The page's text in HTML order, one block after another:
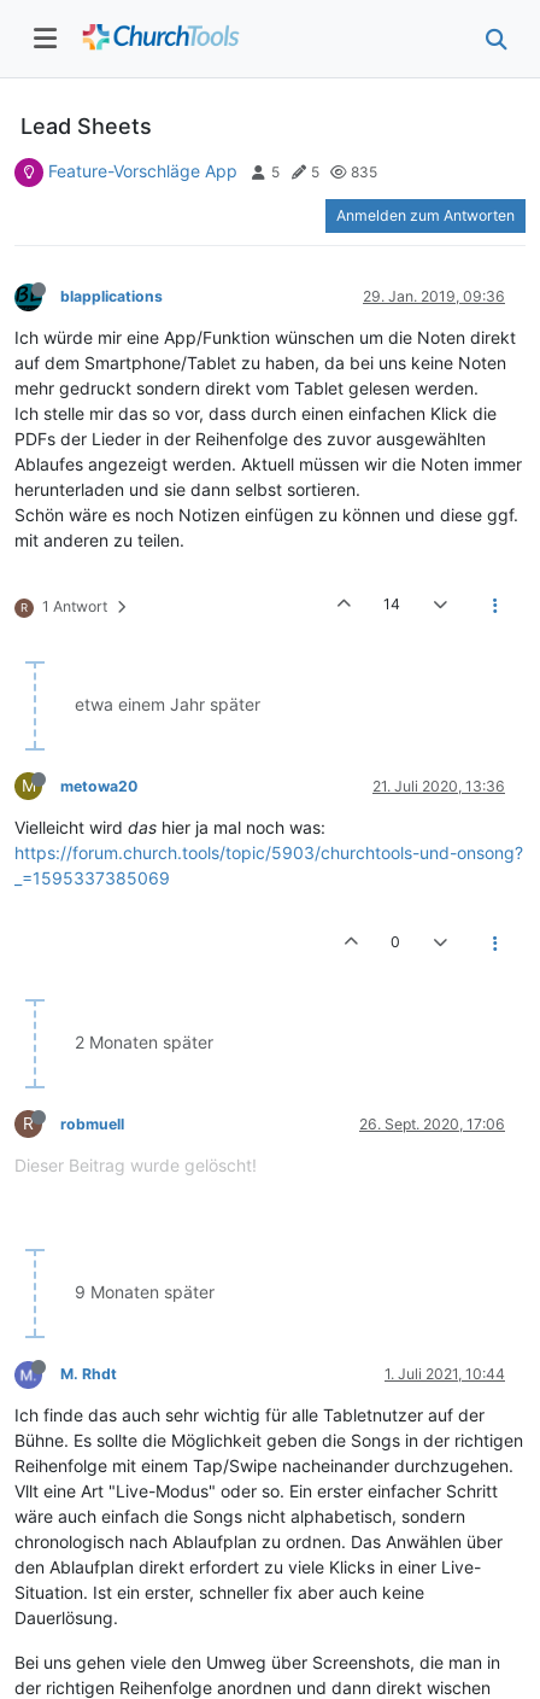
Lead Sheets
Feature-Vorschläge App 5 5 835
Anmelden zum Antworten
blapplications 29. Jan. 2019, 09:36
Ich würde mir eine App/Funktion wünschen um die Noten direkt
auf dem Smartphone/Tablet zu haben, da bei uns keine Noten
mehr gedruckt sondern direkt vom Tablet gelesen werden.
Ich stelle mir das so vor, dass durch einen einfachen Klick die
PDFs der Lieder in der Reihenfolge des zuvor ausgewählten
Ablaufes angezeigt werden. Aktuell müssen wir die Noten immer
herunterladen und sie dann selbst sortieren.
Schön wäre es noch Notizen einfügen zu können und diese ggf.
mit anderen zu teilen.
R 1 Antwort 14
etwa einem Jahr später
M metowa20 21. Juli 2020, 13:36
Vielleicht wird das hier ja mal noch was:
https://forum.church.tools/topic/5903/churchtools-und-onsong?
_=1595337385069
0
2 Monaten später
R robmuell 26. Sept. 2020, 17:06
Dieser Beitrag wurde gelöscht!
9 Monaten später
M. Rhdt 1. Juli 2021, 10:44
Ich finde das auch sehr wichtig für alle Tabletnutzer auf der
Bühne. Es sollte die Möglichkeit geben die Songs in der richtigen
Reihenfolge mit einem Tap/Swipe nacheinander durchzugehen.
Vllt eine Art "Live-Modus" oder so. Ein erster einfacher Schritt
wäre auch einfach die Songs nicht alphabetisch, sondern
chronologisch nach Ablaufplan zu ordnen. Das Anwählen über
den Ablaufplan direkt erfordert zu viele Klicks in einer Live-
Situation. Ist ein erster, schneller fix aber auch keine
Dauerlösung.
Bei uns gehen viele den Umweg über Screenshots, die man in
der richtigen Reihenfolge anordnen und dann direkt wischen